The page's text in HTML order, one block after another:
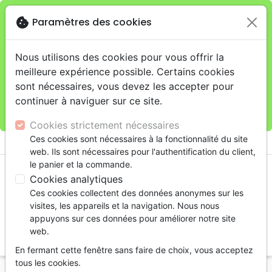
Je veux retirer ma commande au 11 rue de Rive,
Genèveclose
warningCette boutique en ligne est limitée au retrait en
magasin.
Pour les livraisons à domicile, veuillez passer vos
commandes sur la boutique La Maison de la Bible
shopping_cart
cookie Paramètres des cookies
Nous utilisons des cookies pour vous offrir la
meilleure expérience possible. Certains cookies
sont nécessaires, vous devez les accepter pour
continuer à naviguer sur ce site.
Cookies strictement nécessaires
Ces cookies sont nécessaires à la fonctionnalité du site
web. Ils sont nécessaires pour l'authentification du client,
le panier et la commande.
Cookies analytiques
Ces cookies collectent des données anonymes sur les
visites, les appareils et la navigation. Nous nous
appuyons sur ces données pour améliorer notre site
web.
En fermant cette fenêtre sans faire de choix, vous acceptez
tous les cookies.